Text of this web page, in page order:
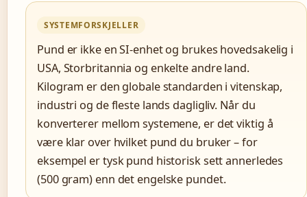
SYSTEMFORSKJELLER
Pund er ikke en SI-enhet og brukes hovedsakelig i
USA, Storbritannia og enkelte andre land.
Kilogram er den globale standarden i vitenskap,
industri og de fleste lands dagligliv. Når du
konverterer mellom systemene, er det viktig å
være klar over hvilket pund du bruker – for
eksempel er tysk pund historisk sett annerledes
(500 gram) enn det engelske pundet.